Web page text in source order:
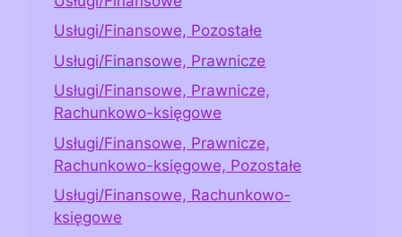
Usługi/Finansowe, Pozostałe
Usługi/Finansowe, Prawnicze
Usługi/Finansowe, Prawnicze,
Rachunkowo-księgowe
Usługi/Finansowe, Prawnicze,
Rachunkowo-księgowe, Pozostałe
Usługi/Finansowe, Rachunkowo-
księgowe